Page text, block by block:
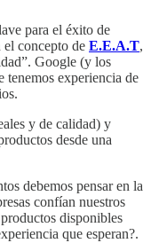
para el éxito de
el concepto de E.E.A.T,
Google (y los
tenemos experiencia de
y de calidad) y
desde una
debemos pensar en la
confían nuestros
disponibles
que esperan?.